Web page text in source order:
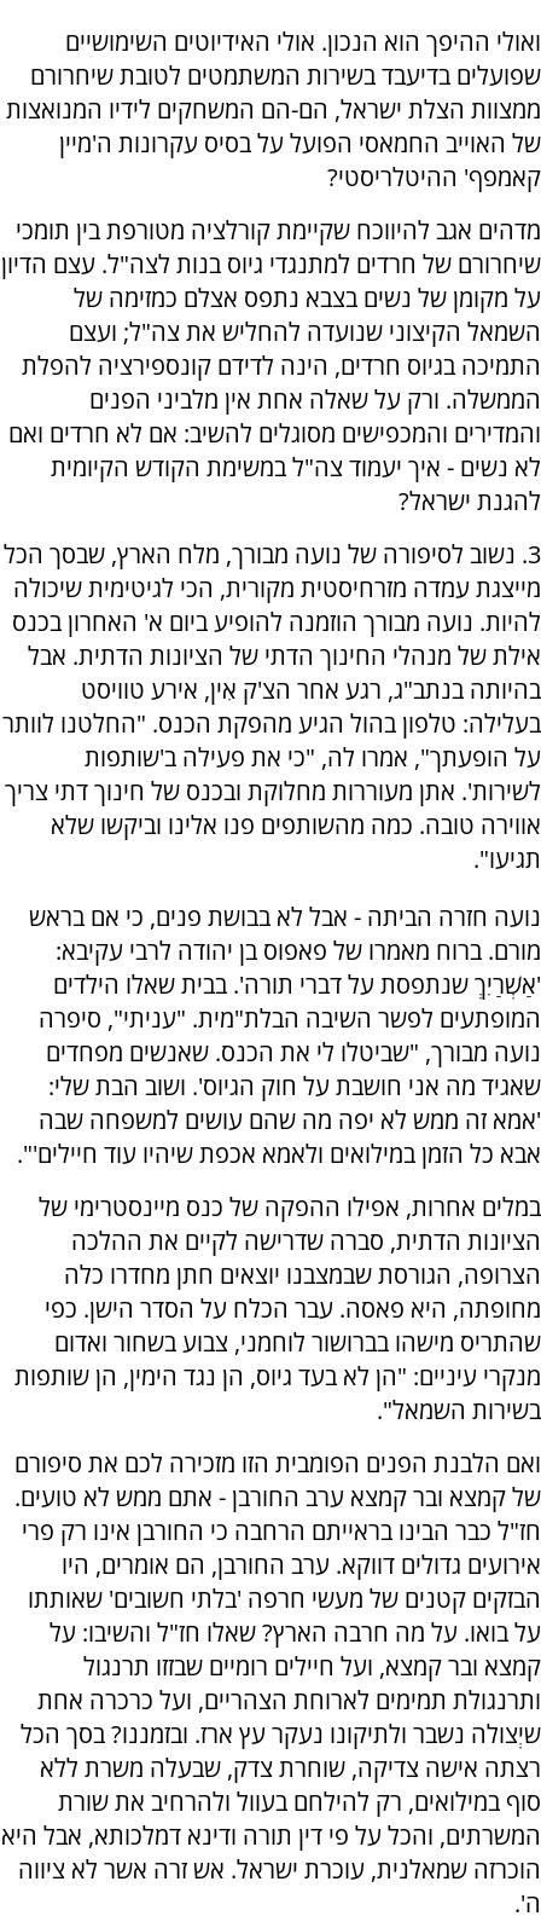
ואולי ההיפך הוא הנכון. אולי האידיוטים השימושיים
שפועלים בדיעבד בשירות המשתמטים לטובת שיחרורם
ממצוות הצלת ישראל, הם-הם המשחקים לידיו המנואצות
של האוייב החמאסי הפועל על בסיס עקרונות ה'מיין
קאמפף' ההיטלריסטי?
מדהים אגב להיווכח שקיימת קורלציה מטורפת בין תומכי
שיחרורם של חרדים למתנגדי גיוס בנות לצה"ל. עצם הדיון
על מקומן של נשים בצבא נתפס אצלם כמזימה של
השמאל הקיצוני שנועדה להחליש את צה"ל; ועצם
התמיכה בגיוס חרדים, הינה לדידם קונספירציה להפלת
הממשלה. ורק על שאלה אחת אין מלביני הפנים
והמדירים והמכפישים מסוגלים להשיב: אם לא חרדים ואם
לא נשים - איך יעמוד צה"ל במשימת הקודש הקיומית
להגנת ישראל?
3. נשוב לסיפורה של נועה מבורך, מלח הארץ, שבסך הכל
מייצגת עמדה מזרחיסטית מקורית, הכי לגיטימית שיכולה
להיות. נועה מבורך הוזמנה להופיע ביום א' האחרון בכנס
אילת של מנהלי החינוך הדתי של הציונות הדתית. אבל
בהיותה בנתב"ג, רגע אחר הצ'ק אִין, אירע טוויסט
בעלילה: טלפון בהול הגיע מהפקת הכנס. "החלטנו לוותר
על הופעתך", אמרו לה, "כי את פעילה ב'שותפות
לשירות'. אתן מעוררות מחלוקת ובכנס של חינוך דתי צריך
אווירה טובה. כמה מהשותפים פנו אלינו וביקשו שלא
תגיעו".
נועה חזרה הביתה - אבל לא בבושת פנים, כי אם בראש
מורם. ברוח מאמרו של פאפוס בן יהודה לרבי עקיבא:
'אַשְׁרַיִךְ שנתפסת על דברי תורה'. בבית שאלו הילדים
המופתעים לפשר השיבה הבלת"מית. "עניתי", סיפרה
נועה מבורך, "שביטלו לי את הכנס. שאנשים מפחדים
שאגיד מה אני חושבת על חוק הגיוס'. ושוב הבת שלי:
'אמא זה ממש לא יפה מה שהם עושים למשפחה שבה
אבא כל הזמן במילואים ולאמא אכפת שיהיו עוד חיילים'".
במלים אחרות, אפילו ההפקה של כנס מיינסטרימי של
הציונות הדתית, סברה שדרישה לקיים את ההלכה
הצרופה, הגורסת שבמצבנו יוצאים חתן מחדרו כלה
מחופתה, היא פאסה. עבר הכלח על הסדר הישן. כפי
שהתריס מישהו בברושור לוחמני, צבוע בשחור ואדום
מנקרי עיניים: "הן לא בעד גיוס, הן נגד הימין, הן שותפות
בשירות השמאל".
ואם הלבנת הפנים הפומבית הזו מזכירה לכם את סיפורם
של קמצא ובר קמצא ערב החורבן - אתם ממש לא טועים.
חז"ל כבר הבינו בראייתם הרחבה כי החורבן אינו רק פרי
אירועים גדולים דווקא. ערב החורבן, הם אומרים, היו
הבזקים קטנים של מעשי חרפה 'בלתי חשובים' שאותתו
על בואו. על מה חרבה הארץ? שאלו חז"ל והשיבו: על
קמצא ובר קמצא, ועל חיילים רומיים שבזזו תרנגול
ותרנגולת תמימים לארוחת הצהריים, ועל כרכרה אחת
שיְצולה נשבר ולתיקונו נעקר עץ ארז. ובזמננו? בסך הכל
רצתה אישה צדיקה, שוחרת צדק, שבעלה משרת ללא
סוף במילואים, רק להילחם בעוול ולהרחיב את שורת
המשרתים, והכל על פי דין תורה ודינא דמלכותא, אבל היא
הוכרזה שמאלנית, עוכרת ישראל. אש זרה אשר לא ציווה
ה'.